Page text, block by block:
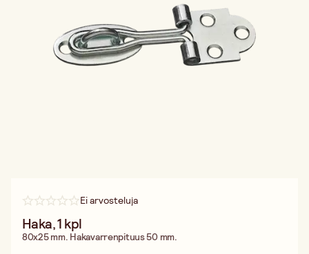
Ei arvosteluja
Haka, 1 kpl
80x25 mm. Hakavarrenpituus 50 mm.